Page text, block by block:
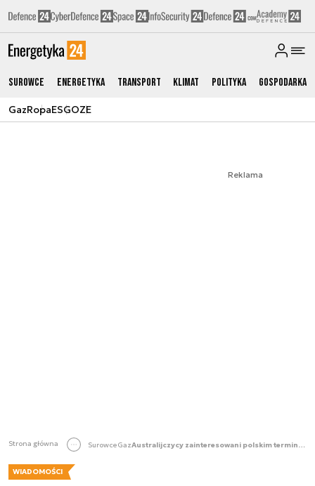
Surowce Energetyka Transport Klimat Polityka Gospodarka
GazRopaESGOZE
Reklama
Strona główna SurowceGaz Australijczycy zainteresowani polskim terminalem LNG
WIADOMOŚCI